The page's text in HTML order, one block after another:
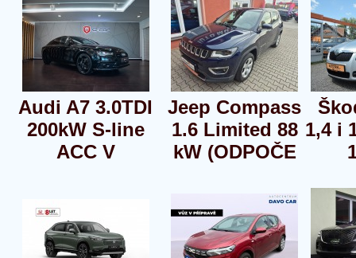
Audi A7 3.0TDI
200kW S-line
ACC V
Jeep Compass
1.6 Limited 88
kW (ODPOČE
1,4 i